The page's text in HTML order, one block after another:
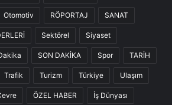
Otomotiv RÖPORTAJ SANAT
Sektörel Siyaset
SON DAKİKA Spor TARİH
Trafik Turizm Türkiye Ulaşım
ÖZEL HABER İş Dünyası